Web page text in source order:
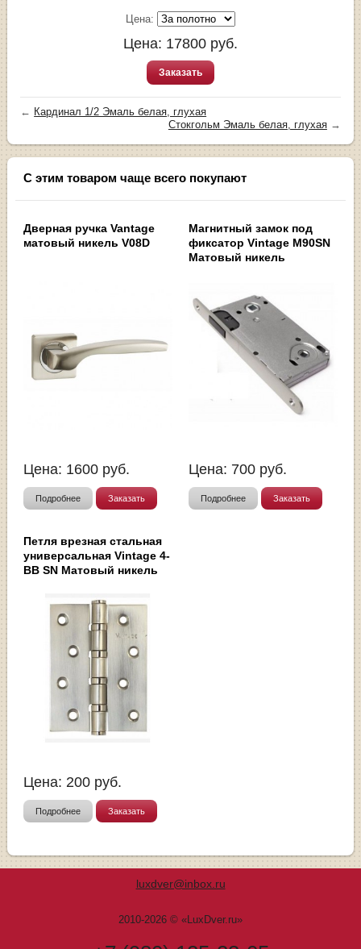
Цена:
Цена: 17800 руб.
Заказать
← Кардинал 1/2 Эмаль белая, глухая
Стокгольм Эмаль белая, глухая→
С этим товаром чаще всего покупают
Дверная ручка Vantage
матовый никель V08D
Цена: 1600 руб.
Подробнее Заказать
Магнитный замок под
фиксатор Vintage M90SN
Матовый никель
Цена: 700 руб.
Подробнее Заказать
Петля врезная стальная
универсальная Vintage 4-
BB SN Матовый никель
Цена: 200 руб.
Подробнее Заказать
luxdver@inbox.ru
2010-2026 © «LuxDver.ru»